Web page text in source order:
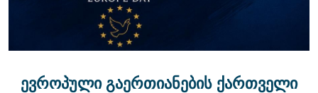
ევროპული გაერთიანების ქართველი